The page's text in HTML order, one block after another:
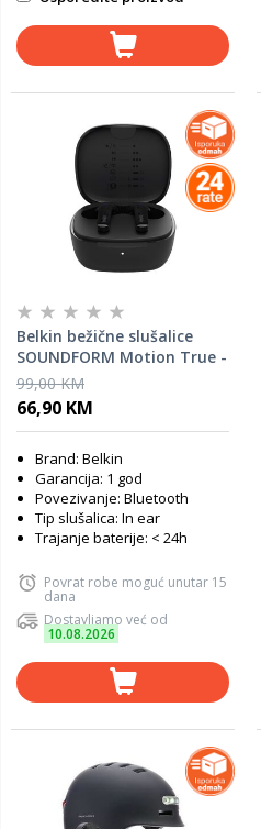
Belkin bežične slušalice
SOUNDFORM Motion True -
crna
99,00 KM
66,90 KM
Brand: Belkin
Garancija: 1 god
Povezivanje: Bluetooth
Tip slušalica: In ear
Trajanje baterije: < 24h
Povrat robe moguć unutar 15
dana
Dostavljamo već od
10.08.2026